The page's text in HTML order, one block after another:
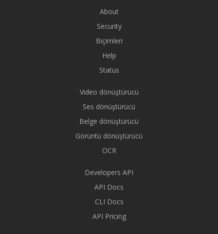
About
Security
Biçimleri
Help
Status
Video dönüştürücü
Ses dönüştürücü
Belge dönüştürücü
Görüntü dönüştürücü
OCR
Developers API
API Docs
CLI Docs
API Pricing